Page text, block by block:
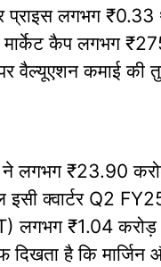
लगभग ₹0.33
कैप लगभग
वैल्यूएशन कमाई की
₹23.90 करोड़
क्वार्टर Q2
लगभग ₹1.04
है कि मार्जिन और